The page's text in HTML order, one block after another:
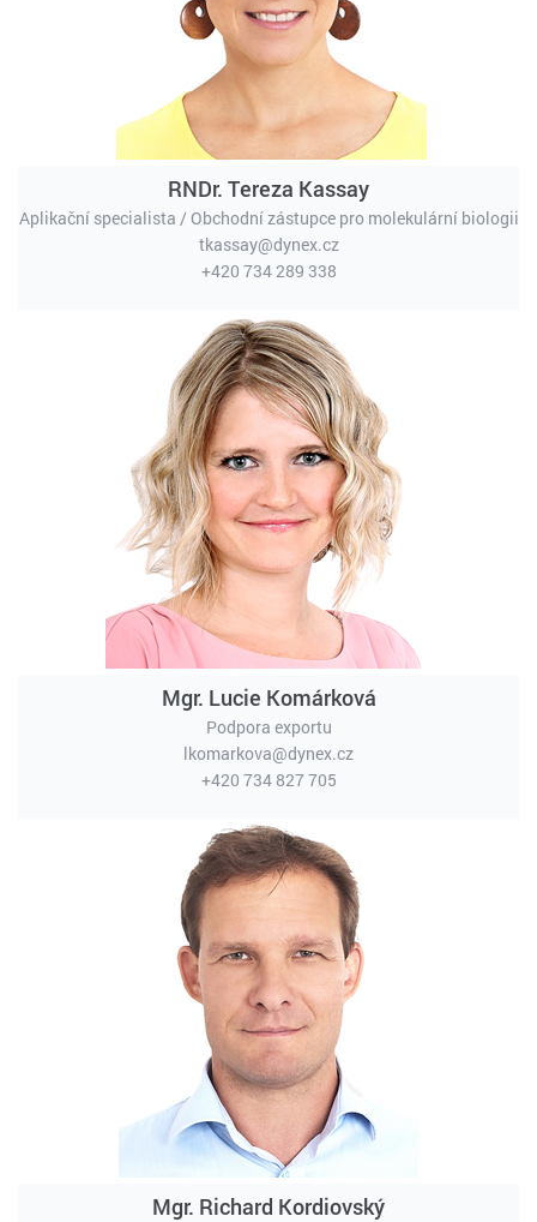
RNDr. Tereza Kassay
Aplikační specialista / Obchodní zástupce pro molekulární biologii
tkassay@dynex.cz
+420 734 289 338
Mgr. Lucie Komárková
Podpora exportu
lkomarkova@dynex.cz
+420 734 827 705
Mgr. Richard Kordiovský